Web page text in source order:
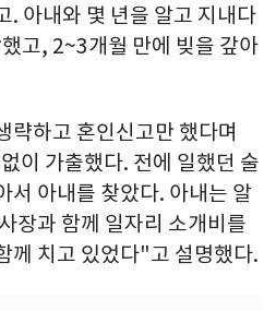
. 아내와 몇 년을 알고 지내다
고, 2~3개월 만에 빚을 갚아
략하고 혼인신고만 했다며
이 가출했다. 전에 일했던 술
서 아내를 찾았다. 아내는 알
장과 함께 일자리 소개비를
께 치고 있었다"고 설명했다.